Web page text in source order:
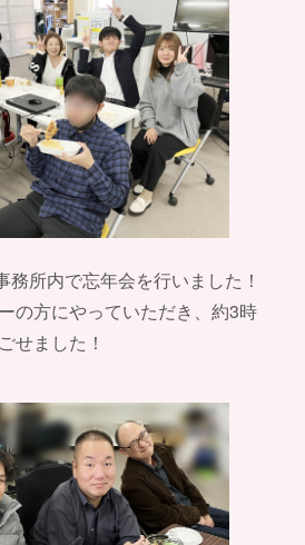
所内で忘年会を行いました！
の方にやっていただき、約3時
せました！